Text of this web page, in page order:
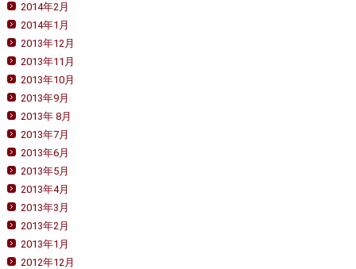
2014年2月
2014年1月
2013年12月
2013年11月
2013年10月
2013年9月
2013年 8月
2013年7月
2013年6月
2013年5月
2013年4月
2013年3月
2013年2月
2013年1月
2012年12月